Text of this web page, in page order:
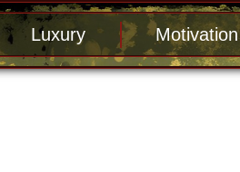
Luxury Motivation